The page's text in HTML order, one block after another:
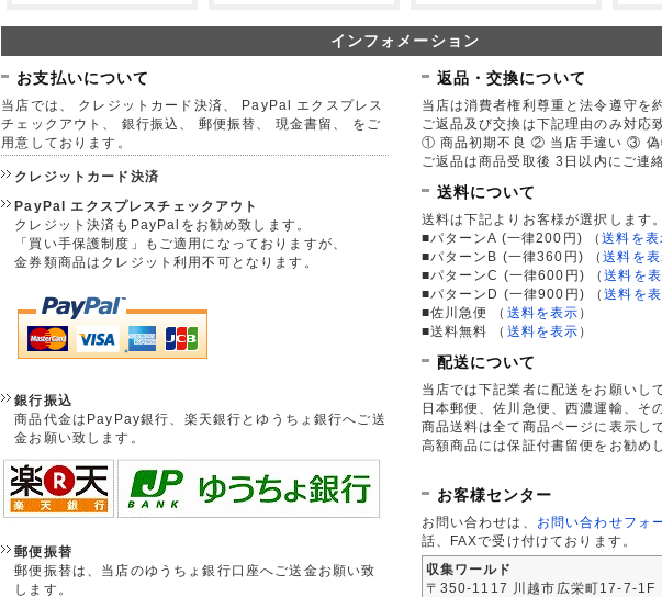
インフォメーション
お支払いについて
当店では、 クレジットカード決済、 PayPal エクスプレス
チェックアウト、 銀行振込、 郵便振替、 現金書留、 をご
用意しております。
クレジットカード決済
PayPal エクスプレスチェックアウト
クレジット決済もPayPalをお勧め致します。
「買い手保護制度」もご適用になっておりますが、
金券類商品はクレジット利用不可となります。
銀行振込
商品代金はPayPay銀行、楽天銀行とゆうちょ銀行へご送
金お願い致します。
郵便振替
郵便振替は、当店のゆうちょ銀行口座へご送金お願い致
します。
返品・交換について
当店は消費者権利尊重と法令遵守を
ご返品及び交換は下記理由のみ対応
① 商品初期不良 ② 当店手違い ③ 偽
ご返品は商品受取後 3日以内にご連
送料について
送料は下記よりお客様が選択します。
■パターンA (一律200円)
（送料を表
■パターンB (一律360円)
（送料を表
■パターンC (一律600円)
（送料を
■パターンD (一律900円)
（送料を
■佐川急便
（ 送料を表示 ）
■送料無料
（ 送料を表示 ）
配送について
当店では下記業者に配送をお願いし
日本郵便、佐川急便、西濃運輸、そ
商品送料は全て商品ページに表示し
高額商品には保証付書留便をお勧め
お客様センター
お問い合わせは、 お問い合わせフォ
話、FAXで受け付けております。
収集ワールド
〒350-1117 川越市広栄町17-7-1F